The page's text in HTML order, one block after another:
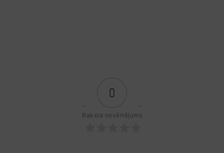
0
Raksta novērtējums